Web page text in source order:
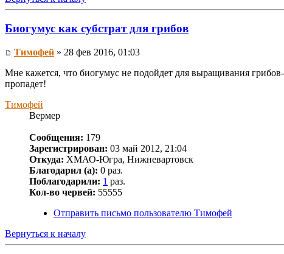
Биогумус как субстрат для грибов
Тимофей » 28 фев 2016, 01:03
Мне кажется, что биогумус не подойдет для выращивания
пропадет!
Тимофей
Вермер
Сообщения: 179
Зарегистрирован: 03 май 2012, 21:04
Откуда: ХМАО-Югра, Нижневартовск
Благодарил (а): 0 раз.
Поблагодарили: 1 раз.
Кол-во червей: 55555
Отправить письмо пользователю Тимофей
Вернуться к началу